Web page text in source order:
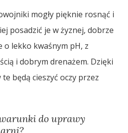
mogły pięknie rosnąć i
posadzić je w żyznej, dobrze
o lekko kwaśnym pH, z
i dobrym drenażem. Dzięki
będą cieszyć oczy przez
do uprawy